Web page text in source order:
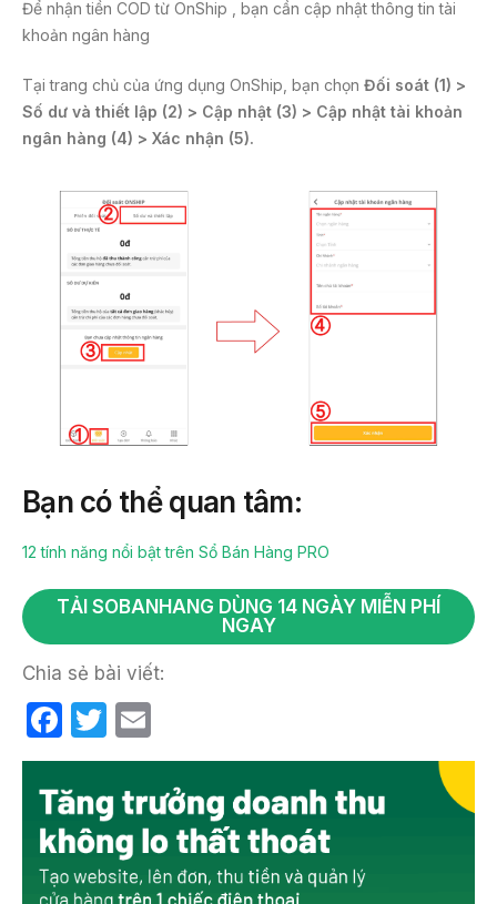
Để nhận tiền COD từ OnShip , bạn cần cập nhật thông tin tài
khoản ngân hàng
Tại trang chủ của ứng dụng OnShip, bạn chọn Đối soát (1) >
Số dư và thiết lập (2) > Cập nhật (3) > Cập nhật tài khoản
ngân hàng (4) > Xác nhận (5).
Bạn có thể quan tâm:
12 tính năng nổi bật trên Sổ Bán Hàng PRO
TẢI SOBANHANG DÙNG 14 NGÀY MIỄN PHÍ
NGAY
Chia sẻ bài viết:
F
a
c
e
b
T
w
itt
er
m
ail